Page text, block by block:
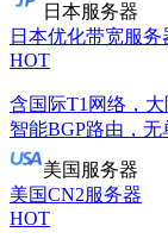
日本服务器
日本优化带宽服务
HOT
含国际T1网络，
智能BGP路由，无
美国服务器
美国CN2服务器
HOT